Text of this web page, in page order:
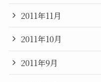
2011年11月
2011年10月
2011年9月